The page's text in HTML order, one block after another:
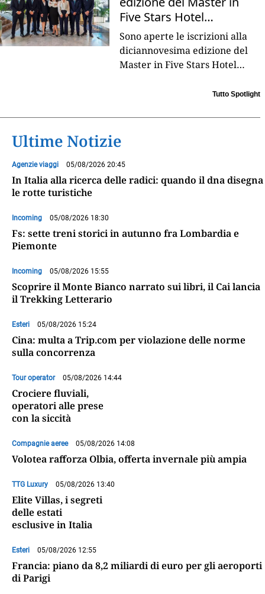
Five Stars Hotel
Management
Sono aperte le iscrizioni alla
diciannovesima edizione del
Master in Five Stars Hotel
Business School by ForteTutto Spotlight
Ultime Notizie
Agenzie viaggi 05/08/2026 20:45
In Italia alla ricerca delle radici: quando il dna disegna
le rotte turistiche
Incoming 05/08/2026 18:30
Fs: sette treni storici in autunno fra Lombardia e
Piemonte
Incoming 05/08/2026 15:55
Scoprire il Monte Bianco narrato sui libri, il Cai lancia
il Trekking Letterario
Esteri 05/08/2026 15:24
Cina: multa a Trip.com per violazione delle norme
sulla concorrenza
Tour operator 05/08/2026 14:44
Crociere fluviali,
operatori alle prese
con la siccità
Compagnie aeree 05/08/2026 14:08
Volotea rafforza Olbia, offerta invernale più ampia
TTG Luxury 05/08/2026 13:40
Elite Villas, i segreti
delle estati
esclusive in Italia
Esteri 05/08/2026 12:55
Francia: piano da 8,2 miliardi di euro per gli aeroporti
di Parigi